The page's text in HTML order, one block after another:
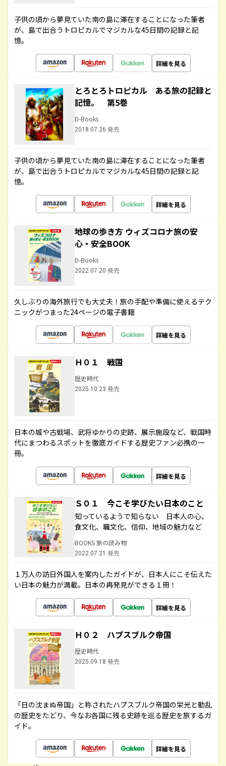
子供の頃から夢見ていた南の島に滞在することになった筆者
が、島で出合うトロピカルでマジカルな45日間の記録と記
憶。
詳細を見る
とろとろトロピカル ある旅の記録と
記憶。 第5巻
D-Books
2018.07.26 発売
子供の頃から夢見ていた南の島に滞在することになった筆者
が、島で出合うトロピカルでマジカルな45日間の記録と記
憶。
詳細を見る
地球の歩き方 ウィズコロナ旅の安
心・安全BOOK
D-Books
2022.07.20 発売
久しぶりの海外旅行でも大丈夫！旅の手配や準備に使えるテク
ニックがつまった24ページの電子書籍
詳細を見る
Ｈ０１ 戦国
歴史時代
2025.10.23 発売
日本の城や古戦場、武将ゆかりの史跡、展示施設など、戦国時
代にまつわるスポットを徹底ガイドする歴史ファン必携の一
冊。
詳細を見る
Ｓ０１ 今こそ学びたい日本のこと
知っているようで知らない 日本人の心、
食文化、職文化、信仰、地域の魅力など
BOOKS 旅の読み物
2022.07.21 発売
１万人の訪日外国人を案内したガイドが、日本人にこそ伝えた
い日本の魅力が満載。日本の再発見ができる１冊！
詳細を見る
Ｈ０２ ハプスブルク帝国
歴史時代
2025.09.18 発売
「日の沈まぬ帝国」と称されたハプスブルク帝国の栄光と動乱
の歴史をたどり、今なお各国に残る史跡を巡る歴史を旅するガ
イド。
詳細を見る